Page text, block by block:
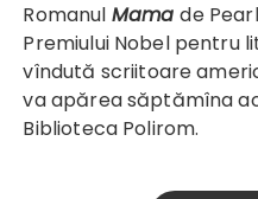
Romanul Mama de
Premiului Nobel pentru
vîndută scriitoare
va apărea săptămîna
Biblioteca Polirom.